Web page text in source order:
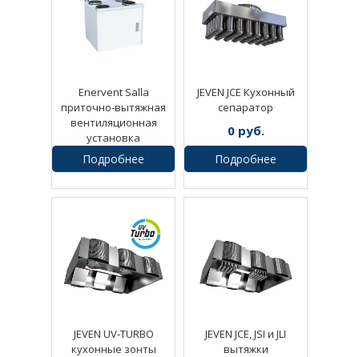
Enervent Salla
приточно-вытяжная
вентиляционная
установка
1руб.
Подробнее
JEVEN JCE Кухонный
сепаратор
0 руб.
Подробнее
JEVEN UV-TURBO
кухонные зонты
JEVEN JCE, JSI и JLI
вытяжки